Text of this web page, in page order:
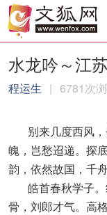
水龙吟～江
程运生 | 6781次
别来几度西风，
魄，岂愁迢递。探
韵，依然故国，千
皓首春秋学子。
骨，刘郎才气。高